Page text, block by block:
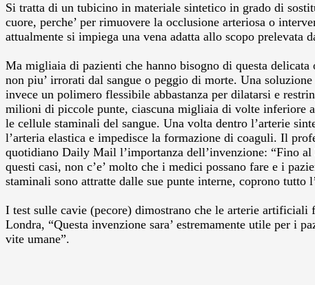
Si tratta di un tubicino in materiale sintetico in grado di
cuore, perche’ per rimuovere la occlusione arteriosa o
attualmente si impiega una vena adatta allo scopo prelevata
Ma migliaia di pazienti che hanno bisogno di questa
non piu’ irrorati dal sangue o peggio di morte. Una
invece un polimero flessibile abbastanza per dilatarsi e
milioni di piccole punte, ciascuna migliaia di volte inferiore
le cellule staminali del sangue. Una volta dentro l’arterie
l’arteria elastica e impedisce la formazione di coaguli. Il
quotidiano Daily Mail l’importanza dell’invenzione: “Fino
questi casi, non c’e’ molto che i medici possano fare e i
staminali sono attratte dalle sue punte interne, coprono
I test sulle cavie (pecore) dimostrano che le arterie
Londra, “Questa invenzione sara’ estremamente utile per i
vite umane”.